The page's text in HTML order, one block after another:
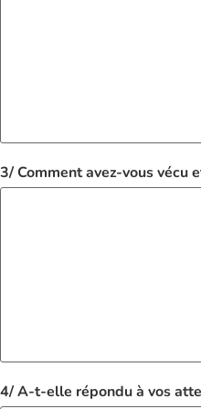
3/ Comment avez-vous vécu
4/ A-t-elle répondu à vos